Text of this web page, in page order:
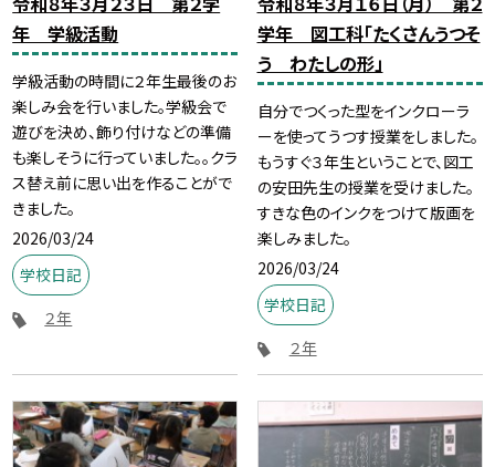
年 学級活動
学級活動の時間に２年生最後のお
楽しみ会を行いました。学級会で
遊びを決め、飾り付けなどの準備
も楽しそうに行っていました。。クラ
ス替え前に思い出を作ることがで
きました。
2026/03/24
学校日記
２年
学年 図工科「たくさんうつそ
う わたしの形」
自分でつくった型をインクローラ
ーを使ってうつす授業をしました。
もうすぐ３年生ということで、図工
の安田先生の授業を受けました。
すきな色のインクをつけて版画を
楽しみました。
2026/03/24
学校日記
２年